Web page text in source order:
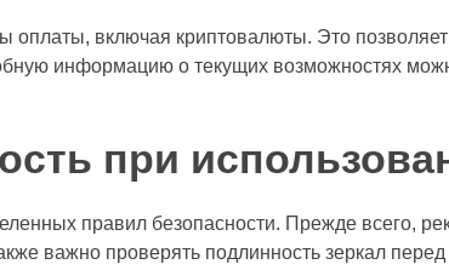
оплаты, включая криптовалюты. Это
информацию о текущих возможностях
при
правил безопасности. Прежде всего,
важно проверять подлинность зеркал